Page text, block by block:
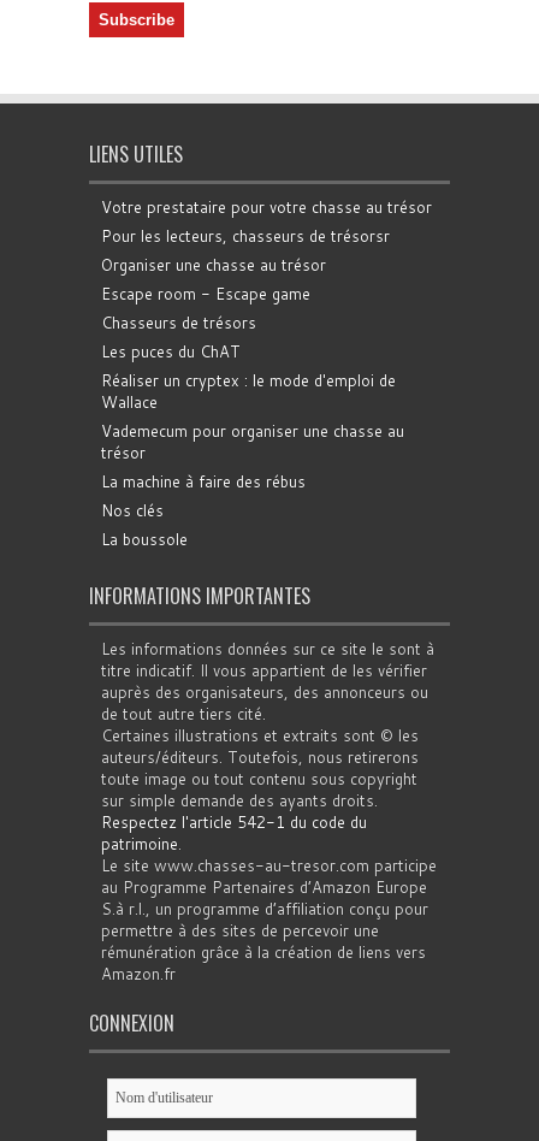
LIENS UTILES
Votre prestataire pour votre chasse au trésor
Pour les lecteurs, chasseurs de trésorsr
Organiser une chasse au trésor
Escape room - Escape game
Chasseurs de trésors
Les puces du ChAT
Réaliser un cryptex : le mode d'emploi de
Wallace
Vademecum pour organiser une chasse au
trésor
La machine à faire des rébus
Nos clés
La boussole
INFORMATIONS IMPORTANTES
Les informations données sur ce site le sont à
titre indicatif. Il vous appartient de les vérifier
auprès des organisateurs, des annonceurs ou
de tout autre tiers cité.
Certaines illustrations et extraits sont © les
auteurs/éditeurs. Toutefois, nous retirerons
toute image ou tout contenu sous copyright
sur simple demande des ayants droits.
Respectez l'article 542-1 du code du
patrimoine.
Le site www.chasses-au-tresor.com participe
au Programme Partenaires d’Amazon Europe
S.à r.l., un programme d’affiliation conçu pour
permettre à des sites de percevoir une
rémunération grâce à la création de liens vers
Amazon.fr
CONNEXION